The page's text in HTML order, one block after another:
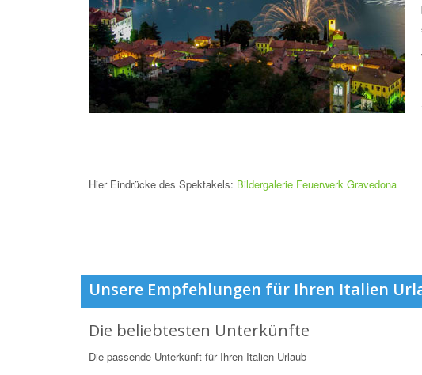
Hier Eindrücke des Spektakels: Bildergalerie Feuerwerk Gravedona
Unsere Empfehlungen für Ihren Italien
Die beliebtesten Unterkünfte
Die passende Unterkünft für Ihren Italien Urlaub